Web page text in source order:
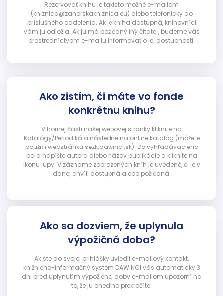
Rezervovať knihu je takisto možné e-mailom
(kniznica@zahorskakniznica.eu) alebo telefonicky do
príslušného oddelenia. Ak je kniha dostupná, knihovníci
vám ju odložia. Ak ju má požičaný iný čitateľ, budeme vás
prostredníctvom e-mailu informovať o jej dostupnosti.
Ako zistím, či máte vo fonde
konkrétnu knihu?
V hornej časti našej webovej stránky kliknite na
Katalógy/Periodiká a následne na online katalóg (môžete
použiť i webstránku sezk.dawinci.sk). Do vyhľadávacieho
poľa napíšte autora alebo názov publikácie a kliknite na
ikonu lupy. V zázname zobrazených kníh je uvedené, či je v
danej chvíli dostupná alebo požičaná.
Ako sa dozviem, že uplynula
výpožičná doba?
Ak ste do svojej prihlášky uviedli e-mailový kontakt,
knižnično-informačný systém DAWINCI vás automaticky 3
dni pred uplynutím výpožičnej doby e-mailom upozorní na
to, že ju onedlho prekročíte.